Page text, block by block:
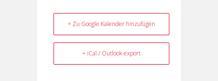
+ Zu Google Kalender hinzufügen
+ iCal / Outlook export